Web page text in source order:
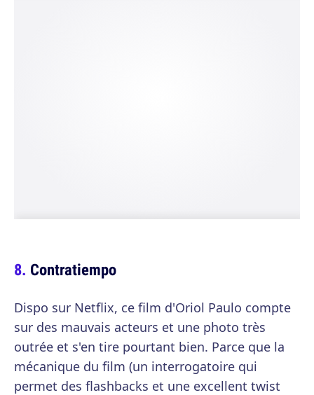
Contratiempo
Dispo sur Netflix, ce film d'Oriol Paulo compte
sur des mauvais acteurs et une photo très
outrée et s'en tire pourtant bien. Parce que la
mécanique du film (un interrogatoire qui
permet des flashbacks et une excellent twist